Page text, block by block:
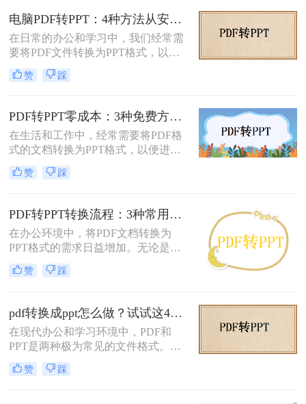
本文将详细介绍几种常用的方法。
电脑PDF转PPT：4种方法从安装到输出的完整对比！
在日常的办公和学习中，我们经常需
要将PDF文件转换为PPT格式，以便
更好地进行演示和编辑。那么电脑如
何PDF转PPT呢？以下介绍四种常见
赞 踩
PDF转PPT零成本：3种免费方案的实际效果和隐藏限制！
在生活和工作中，经常需要将PDF格
式的文档转换为PPT格式，以便进行
演示和讲解。然而，一些专业的PDF
转PPT软件可能需要付费购买。那么
介绍三种不需要花钱就能将PDF转换
成PPT的方法。
赞 踩
PDF转PPT转换流程：3种常用方法的速度和精度对比！
在办公环境中，将PDF文档转换为
PPT格式的需求日益增加。无论是为
了更好地展示信息，还是为了便于编
辑内容，掌握几种有效的PDF转PPT
怎么转换呢？本文将介绍三种常用的
方法来实现这一转换。
赞 踩
pdf转换成ppt怎么做？试试这4个转换方法！
在现代办公和学习环境中，PDF和
PPT是两种极为常见的文件格式。
PDF文件因其出色的稳定性和兼容性
而被广泛用于文档分享和存储，而
赞 踩